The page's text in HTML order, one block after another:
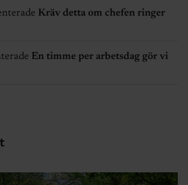
Kräv detta om chefen ringer
En timme per arbetsdag gör vi